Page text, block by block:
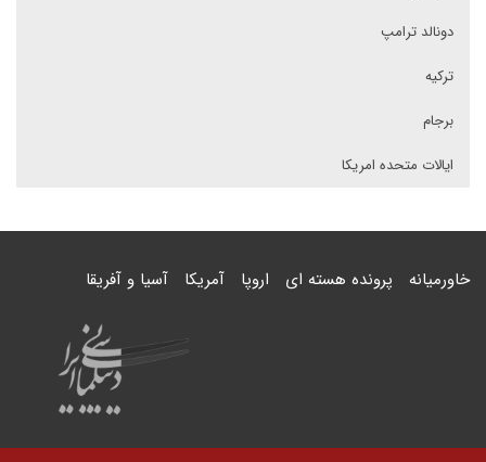
دونالد ترامپ
ترکیه
برجام
ایالات متحده امریکا
خاورمیانه پرونده هسته ای اروپا آمریکا آسیا و آفریقا